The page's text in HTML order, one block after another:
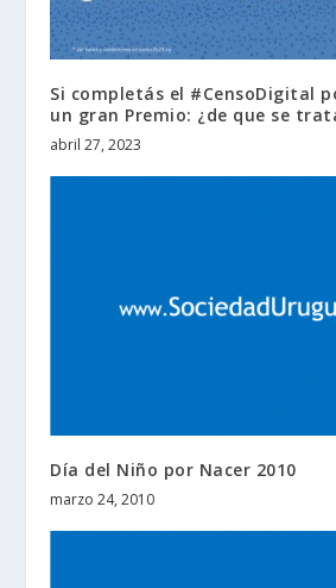
Si completás el #CensoDigital
un gran Premio: ¿de que se
abril 27, 2023
Día del Niño por Nacer 2010
marzo 24, 2010